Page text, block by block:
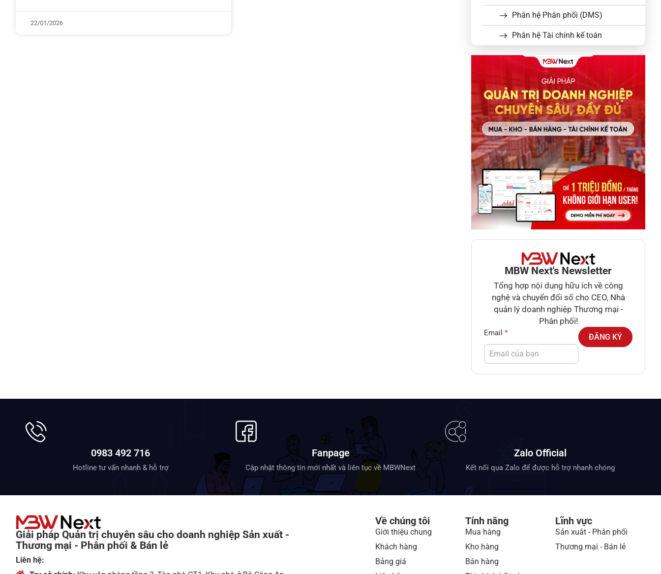
22/01/2026
Phân hệ Phân phối (DMS)
Phân hệ Tài chính kế toán
MBW Next's Newsletter
Tổng hợp nội dung hữu ích về công
nghệ và chuyển đổi số cho CEO, Nhà
quản lý doanh nghiệp Thương mại -
Phân phối!
Newsletter
Email * ĐĂNG KÝ
0983 492 716
Hotline tư vấn nhanh & hỗ trợ
Fanpage
Cập nhật thông tin mới nhất và liên tục về MBWNext
Zalo Official
Kết nối qua Zalo để được hỗ trợ nhanh chóng
Giải pháp Quản trị chuyên sâu cho doanh nghiệp Sản xuất -
Thương mại - Phân phối & Bán lẻ
Liên hệ:
Về chúng tôi
Giới thiệu chung
Khách hàng
Bảng giá
Tính năng
Mua hàng
Kho hàng
Bán hàng
Lĩnh vực
Sản xuât - Phân phối
Thương mại - Bán lẻ